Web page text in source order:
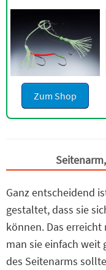
Zum Shop
Ganz entscheidend
gestaltet, dass sie
können. Das
man sie einfach weit
des Seitenarms